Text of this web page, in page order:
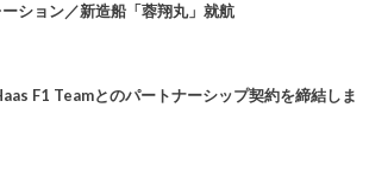
ション／新造船「蓉翔丸」就航
F1 Teamとのパートナーシップ契約を締結しま